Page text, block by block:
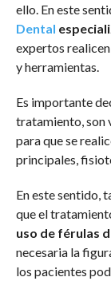
ello. En este
Dental
expertos
y herramientas.
Es importante
tratamiento, son
para que se
principales,
En este sentido,
que el
uso de férulas
necesaria la
los pacientes